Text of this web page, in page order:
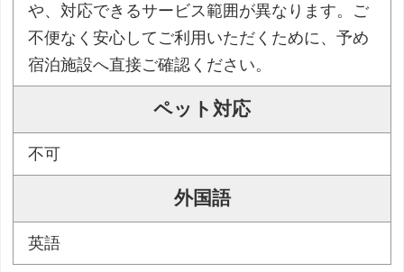
や、対応できるサービス範囲が異なります。ご
不便なく安心してご利用いただくために、予め
宿泊施設へ直接ご確認ください。
ペット対応
不可
外国語
英語